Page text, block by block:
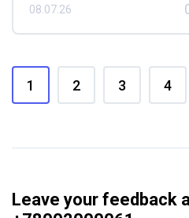
08.07.26
1 2 3 4
Leave your feedback